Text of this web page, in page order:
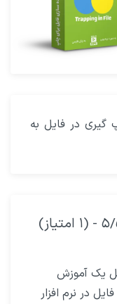
گیری در فایل به
امتیاز)
یک آموزش
در نرم افزار